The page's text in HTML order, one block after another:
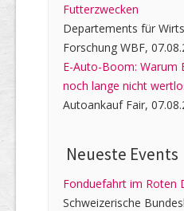
Futterzwecken
Departements für
Forschung WBF,
E-Auto-Boom: Warum
noch lange nicht
Autoankauf Fair,
Neueste Events
Fonduefahrt im Roten
Schweizerische